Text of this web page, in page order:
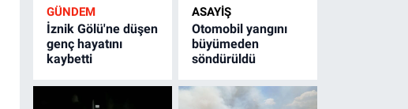
GÜNDEM
İznik Gölü'ne düşen
genç hayatını
kaybetti
ASAYİŞ
Otomobil yangını
büyümeden
söndürüldü